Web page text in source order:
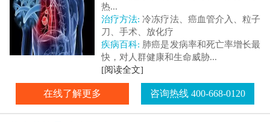
热...
治疗方法: 冷冻疗法、癌血管介入、粒子
刀、手术、放化疗
疾病百科: 肺癌是发病率和死亡率增长最
快，对人群健康和生命威胁...
[阅读全文]
在线了解更多 咨询热线 400-668-0120